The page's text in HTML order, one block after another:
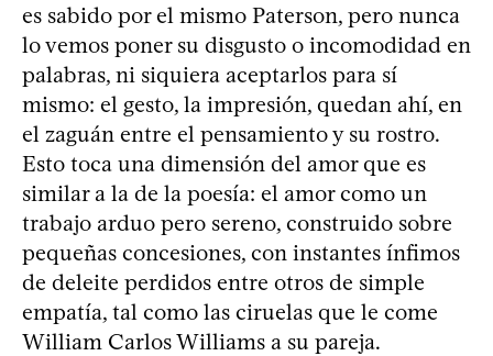
es sabido por el mismo Paterson, pero nunca
lo vemos poner su disgusto o incomodidad en
palabras, ni siquiera aceptarlos para sí
mismo: el gesto, la impresión, quedan ahí, en
el zaguán entre el pensamiento y su rostro.
Esto toca una dimensión del amor que es
similar a la de la poesía: el amor como un
trabajo arduo pero sereno, construido sobre
pequeñas concesiones, con instantes ínfimos
de deleite perdidos entre otros de simple
empatía, tal como las ciruelas que le come
William Carlos Williams a su pareja.